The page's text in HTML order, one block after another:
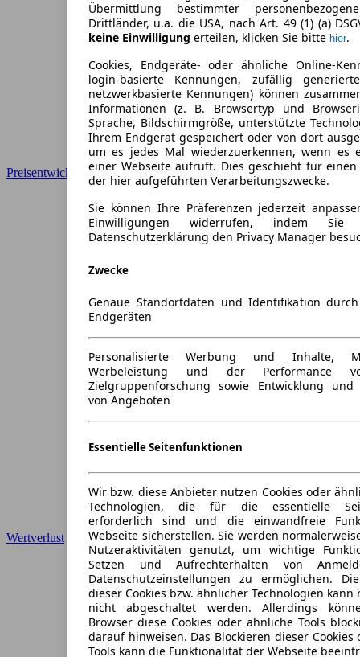
Übermittlung bestimmter
Drittländer, u.a. die USA, nach Art. 49 (1) (a)
keine Einwilligung erteilen, klicken Sie bitte hier.
Cookies, Endgeräte- oder ähnliche Online-
login-basierte Kennungen, zufällig
netzwerkbasierte Kennungen) können
Informationen (z. B. Browsertyp und
Sprache, Bildschirmgröße, unterstützte
Ihrem Endgerät gespeichert oder von dort
um es jedes Mal wiederzuerkennen, wenn es
einer Webseite aufruft. Dies geschieht für
der hier aufgeführten Verarbeitungszwecke.
Sie können Ihre Präferenzen jederzeit
Einwilligungen widerrufen, indem
Datenschutzerklärung den Privacy Manager
Zwecke
Genaue Standortdaten und Identifikation
Endgeräten
Personalisierte Werbung und Inhalte,
Werbeleistung und der Performance
Zielgruppenforschung sowie Entwicklung und
von Angeboten
Essentielle Seitenfunktionen
Wir bzw. diese Anbieter nutzen Cookies oder
Technologien, die für die essentielle
erforderlich sind und die einwandfreie
Webseite sicherstellen. Sie werden
Nutzeraktivitäten genutzt, um wichtige
Setzen und Aufrechterhalten von
Datenschutzeinstellungen zu ermöglichen.
dieser Cookies bzw. ähnlicher Technologien kann
nicht abgeschaltet werden. Allerdings
Browser diese Cookies oder ähnliche Tools
darauf hinweisen. Das Blockieren dieser
Tools kann die Funktionalität der Webseite
Preisentwicklung
Wertverlust